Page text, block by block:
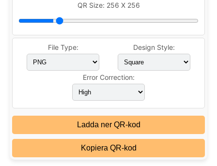
QR Size: 256 X 256
File Type: Design Style:
Error Correction:
Ladda ner QR-kod
Kopiera QR-kod